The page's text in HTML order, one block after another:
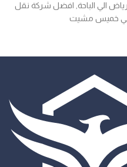
الي الباحة, افضل شركة نقل
خميس مشيت